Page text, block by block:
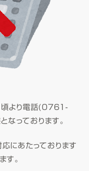
より電話(0761-
っております。
にあたっております
す。